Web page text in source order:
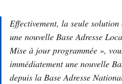
Effectivement, la seule solution
une nouvelle Base Adresse
Mise à jour programmée »,
immédiatement une nouvelle
depuis la Base Adresse